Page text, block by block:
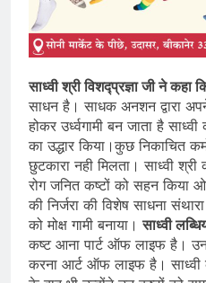
साध्वी श्री विशद्प्रज्ञा जी ने कहा
साधन है। साधक अनशन द्वारा
होकर उर्ध्वगामी बन जाता है
का उद्धार किया।कुछ निकाचित
छुटकारा नही मिलता। साध्वी श्री
रोग जनित कष्टों को सहन किया
की निर्जरा की विशेष साधना
को मोक्ष गामी बनाया।साध्वी
कष्ट आना पार्ट ऑफ लाइफ है।
करना आर्ट ऑफ लाइफ है। साध्वी